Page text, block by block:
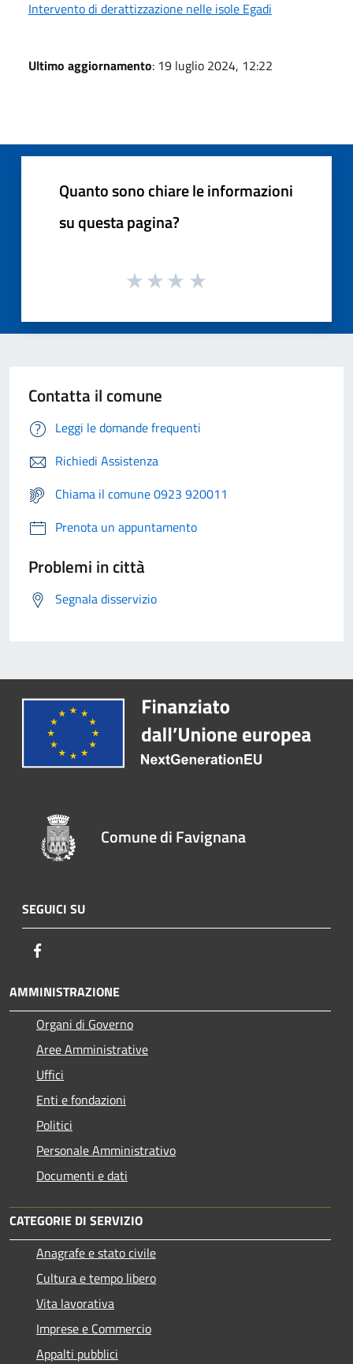
Intervento di derattizzazione nelle isole Egadi
Ultimo aggiornamento: 19 luglio 2024, 12:22
Quanto sono chiare le informazioni
su questa pagina?
Contatta il comune
Leggi le domande frequenti
Richiedi Assistenza
Chiama il comune 0923 920011
Prenota un appuntamento
Problemi in città
Segnala disservizio
Comune di Favignana
SEGUICI SU
AMMINISTRAZIONE
Organi di Governo
Aree Amministrative
Uffici
Enti e fondazioni
Politici
Personale Amministrativo
Documenti e dati
CATEGORIE DI SERVIZIO
Anagrafe e stato civile
Cultura e tempo libero
Vita lavorativa
Imprese e Commercio
Appalti pubblici